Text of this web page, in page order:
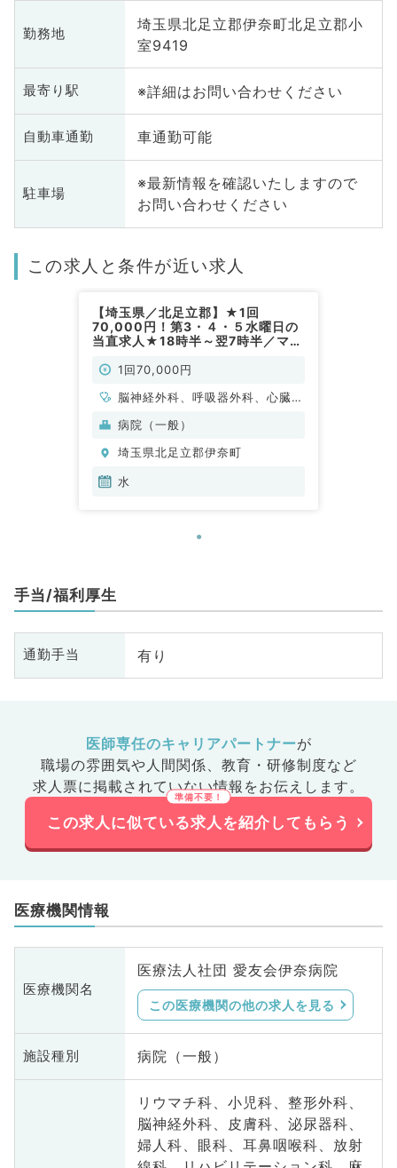
勤務地
埼玉県北足立郡伊奈町北足立郡小
室9419
最寄り駅 ※詳細はお問い合わせください
自動車通勤 車通勤可能
駐車場
※最新情報を確認いたしますので
お問い合わせください
この求人と条件が近い求人
【埼玉県／北足立郡】★1回
70,000円！第3・４・５水曜日の
当直求人★18時半～翌7時半／マイ
勤）1回70,000円
脳神経外科、呼吸器外科、心臓血
管外科、外科系全般、一般外科、
病院（一般）
埼玉県北足立郡伊奈町
水
手当/福利厚生
通勤手当 有り
医師専任のキャリアパートナーが
職場の雰囲気や人間関係、 教育・研修制度など
求人票に掲載されていない情報をお伝えします。
この求人に似ている求人を紹介してもらう
医療機関情報
医療機関名
医療法人社団 愛友会伊奈病院
この医療機関の他の求人を見る
施設種別 病院（一般）
リウマチ科、小児科、整形外科、
脳神経外科、皮膚科、泌尿器科、
婦人科、眼科、耳鼻咽喉科、放射